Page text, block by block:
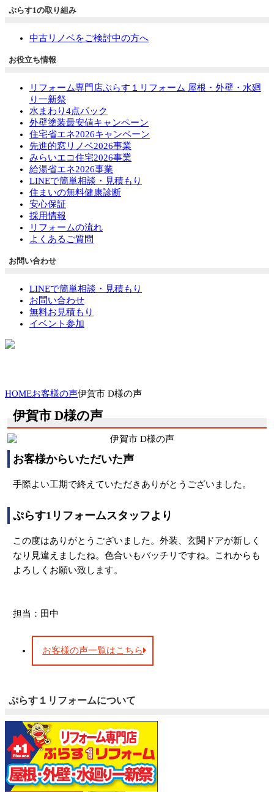
ぷらす1の取り組み
中古リノベをご検討中の方へ
お役立ち情報
リフォーム専門店ぷらす１リフォーム 屋根・外壁・水廻
り一新祭
水まわり4点パック
外壁塗装最安値キャンペーン
住宅省エネ2026キャンペーン
先進的窓リノベ2026事業
みらいエコ住宅2026事業
給湯省エネ2026事業
LINEで簡単相談・見積もり
住まいの無料健康診断
安心保証
採用情報
リフォームの流れ
よくあるご質問
お問い合わせ
LINEで簡単相談・見積もり
お問い合わせ
無料お見積もり
イベント参加
HOMEお客様の声伊賀市 D様の声
伊賀市 D様の声
お客様からいただいた声
手際よい工期で終えていただきありがとうございました。
ぷらす1リフォームスタッフより
この度はありがとうございました。外装、玄関ドアが新しく
なり見違えましたね。色合いもバッチリですね。これからも
よろしくお願い致します。
担当：田中
お客様の声一覧はこちら
ぷらす１リフォームについて